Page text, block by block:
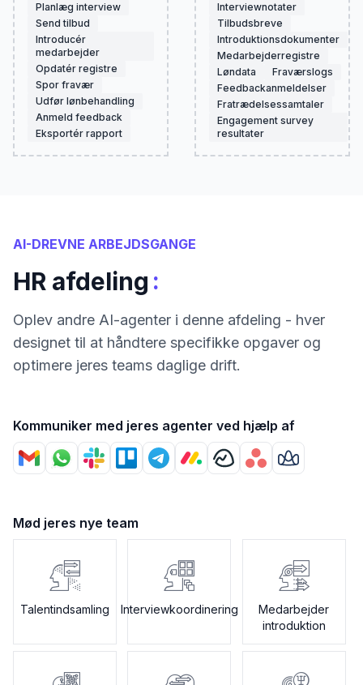
Planlæg interview
Send tilbud
Introducér
medarbejder
Opdatér registre
Spor fravær
Udfør lønbehandling
Anmeld feedback
Eksportér rapport
Interviewnotater
Tilbudsbreve
Introduktionsdokumenter
Medarbejderregistre
Løndata
Fraværslogs
Feedbackanmeldelser
Fratrædelsessamtaler
Engagement survey
resultater
AI-DREVNE ARBEJDSGANGE
HR afdeling :
Oplev andre AI-agenter i denne afdeling - hver
designet til at håndtere specifikke opgaver og
optimere jeres teams daglige drift.
Kommuniker med jeres agenter ved hjælp af
Mød jeres nye team
Talentindsamling Interviewkoordinering
Medarbejder
introduktion